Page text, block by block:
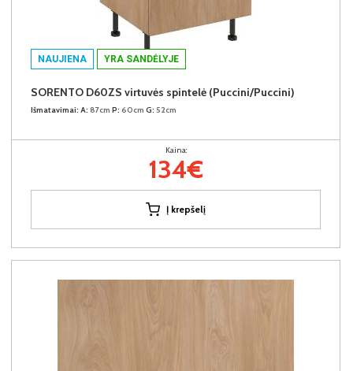
NAUJIENA YRA SANDĖLYJE
SORENTO D60ZS virtuvės spintelė (Puccini/Puccini)
Išmatavimai: A: 87cm P: 60cm G: 52cm
Kaina:
134€
Į krepšelį